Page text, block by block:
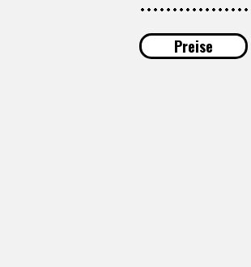
Preise